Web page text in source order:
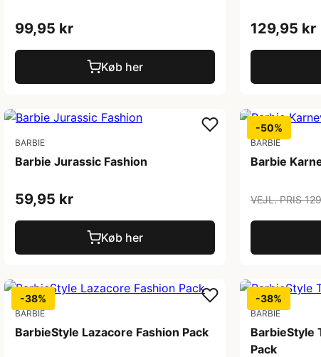
99,95 kr
Køb her
129,95 kr
BARBIE
Barbie Jurassic Fashion
59,95 kr
Køb her
-50%
BARBIE
Barbie
VEJL. PRIS
-38%
BARBIE
BarbieStyle Lazacore Fashion Pack
-38%
BARBIE
BarbieStyle
Pack